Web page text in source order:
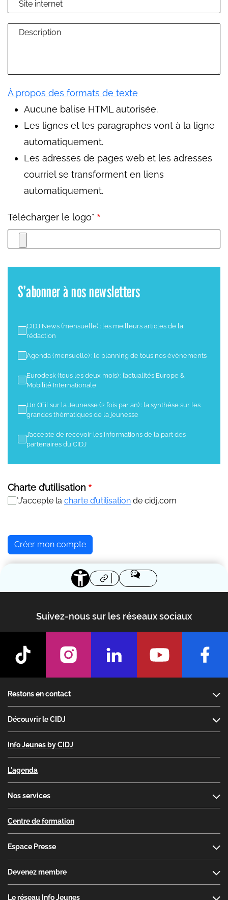
À propos des formats de texte
Aucune balise HTML autorisée.
Les lignes et les paragraphes vont à la ligne
automatiquement.
Les adresses de pages web et les adresses
courriel se transforment en liens
automatiquement.
Télécharger le logo*
S’abonner à nos newsletters
CIDJ News (mensuelle) : les meilleurs articles de la
rédaction
Agenda (mensuelle) : le planning de tous nos évènements
Eurodesk (tous les deux mois) : l’actualités Europe &
Mobilité Internationale
Un Œil sur la Jeunesse (2 fois par an) : la synthèse sur les
grandes thématiques de la jeunesse
J’accepte de recevoir les informations de la part des
partenaires du CIDJ
Charte d’utilisation
*J’accepte la charte d’utilisation de cidj.com
Suivez-nous sur les réseaux sociaux
Restons en contact
Découvrir le CIDJ
Info Jeunes by CIDJ
L'agenda
Nos services
Centre de formation
Espace Presse
Devenez membre
Le réseau Info Jeunes